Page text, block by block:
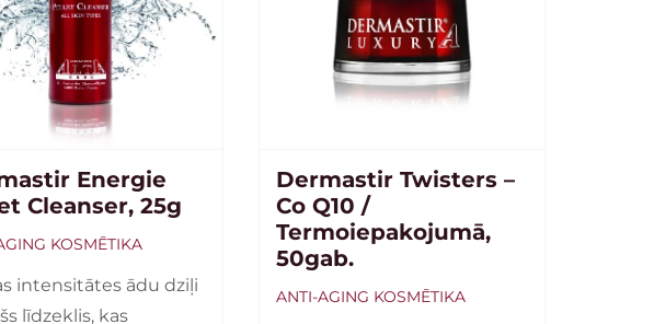
Energie
Cleanser, 25g
KOSMĒTIKA
intensitātes ādu dziļi
līdzeklis, kas
Dermastir Twisters –
Co Q10 /
Termoiepakojumā,
50gab.
ANTI-AGING KOSMĒTIKA